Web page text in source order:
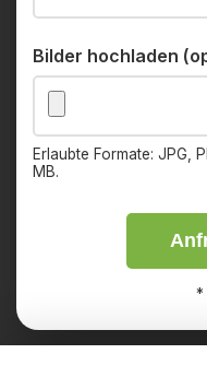
Bilder hochladen
Erlaubte Formate: JPG,
MB.
*